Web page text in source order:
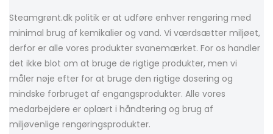
Steamgrønt.dk politik er at udføre enhver rengøring med
minimal brug af kemikalier og vand. Vi værdsætter miljøet,
derfor er alle vores produkter svanemærket. For os handler
det ikke blot om at bruge de rigtige produkter, men vi
måler nøje efter for at bruge den rigtige dosering og
mindske forbruget af engangsprodukter. Alle vores
medarbejdere er oplært i håndtering og brug af
miljøvenlige rengøringsprodukter.